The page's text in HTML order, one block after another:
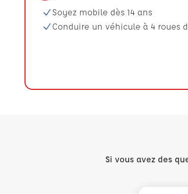
Soyez mobile dès 14 ans
Conduire un véhicule à 4 roues
Si vous avez des